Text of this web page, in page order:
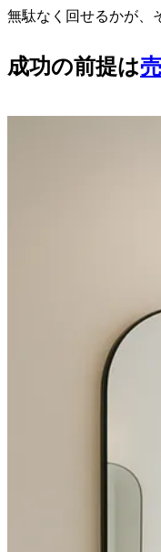
無駄なく回せるかが、
成功の前提は